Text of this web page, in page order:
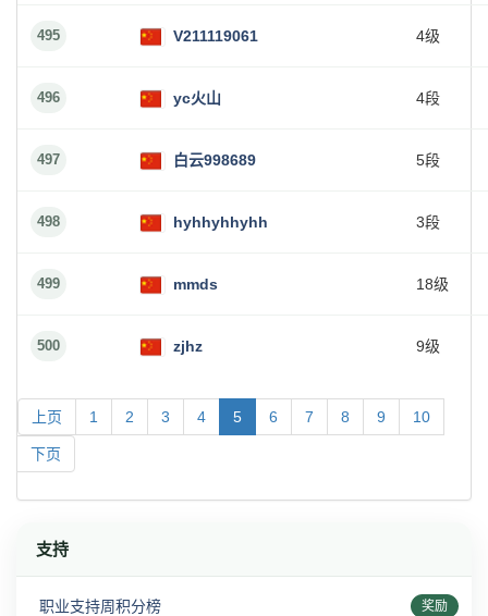
495 V211119061 4级
496 yc火山 4段
497 白云998689 5段
498 hyhhyhhyhh 3段
499 mmds 18级
500 zjhz 9级
上页 1 2 3 4 5 6 7 8 9 10
下页
支持
职业支持周积分榜 奖励